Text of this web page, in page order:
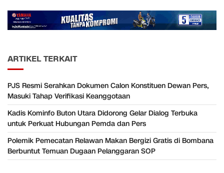
ARTIKEL TERKAIT
PJS Resmi Serahkan Dokumen Calon Konstituen Dewan Pers,
Masuki Tahap Verifikasi Keanggotaan
Kadis Kominfo Buton Utara Didorong Gelar Dialog Terbuka
untuk Perkuat Hubungan Pemda dan Pers
Polemik Pemecatan Relawan Makan Bergizi Gratis di Bombana
Berbuntut Temuan Dugaan Pelanggaran SOP